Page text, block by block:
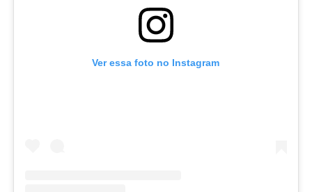
Ver essa foto no Instagram